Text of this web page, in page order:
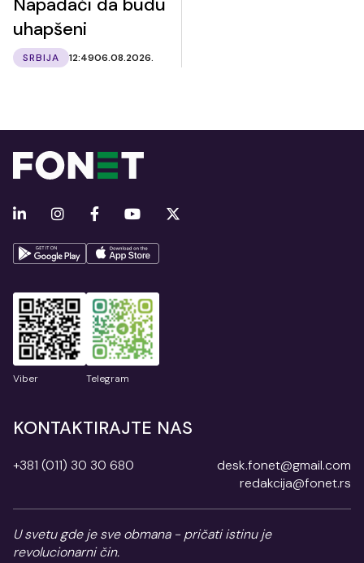
uhapšeni
SRBIJA 12:4906.08.2026.
Viber Telegram
KONTAKTIRAJTE NAS
+381 (011) 30 30 680
desk.fonet@gmail.com
redakcija@fonet.rs
U svetu gde je sve obmana - pričati istinu je
revolucionarni čin.